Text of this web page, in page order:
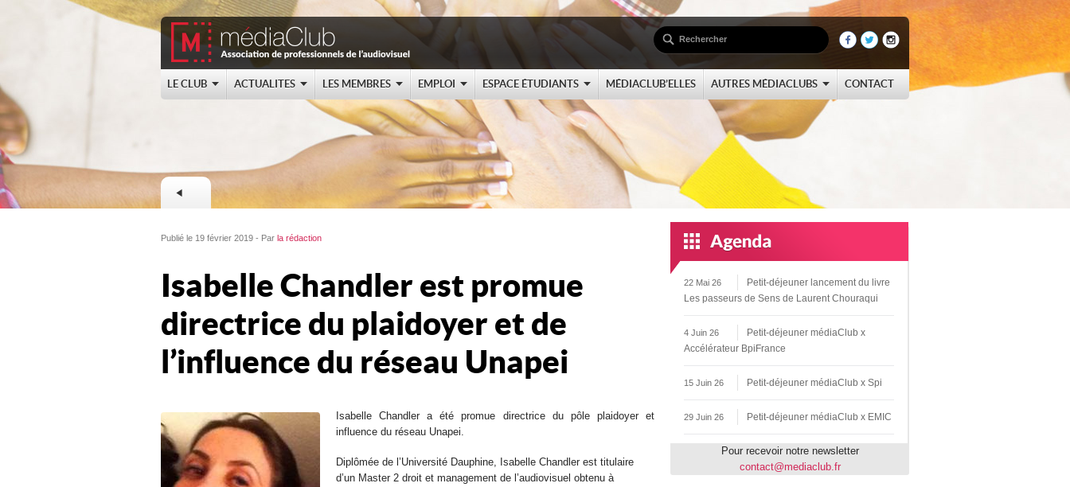
LE CLUB ACTUALITES LES MEMBRES EMPLOI ESPACE ÉTUDIANTS MÉDIACLUB’ELLES AUTRES MÉDIACLUBS CONTACT
Publié le 19 février 2019 - Par la rédaction
Isabelle Chandler est promue
directrice du plaidoyer et de
l’influence du réseau Unapei
Isabelle Chandler a été promue directrice du pôle plaidoyer et
influence du réseau Unapei.
Diplômée de l’Université Dauphine, Isabelle Chandler est titulaire
d’un Master 2 droit et management de l’audiovisuel obtenu à
22 Mai 26
Petit-déjeuner lancement du livre
Les passeurs de Sens de Laurent Chouraqui
4 Juin 26
Petit-déjeuner médiaClub x
Accélérateur BpiFrance
15 Juin 26 Petit-déjeuner médiaClub x Spi
29 Juin 26 Petit-déjeuner médiaClub x EMIC
Pour recevoir notre newsletter
contact@mediaclub.fr